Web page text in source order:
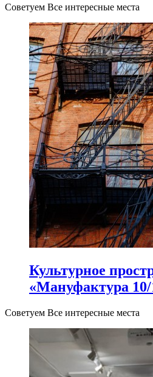
Советуем Все интересные места
Культурное
«Мануфактура 10/
Советуем Все интересные места